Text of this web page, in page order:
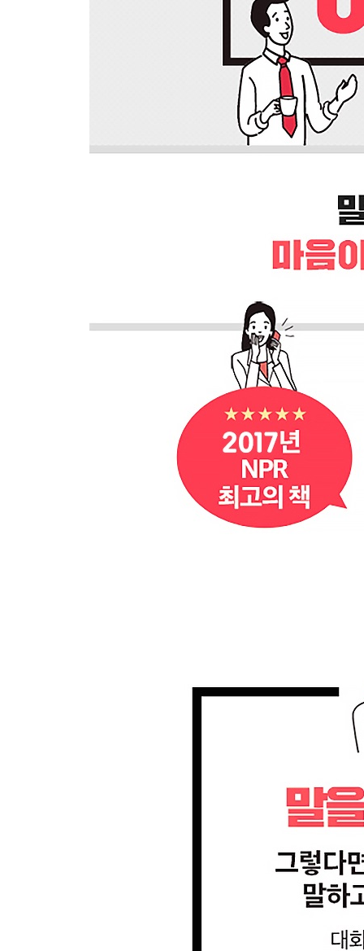
것만으로도 다른 사람들과의 관계를 증진시킬 수
[말센스 12] 말은 문자보다 진정성이 강하다
우리는 말로 해야 할 때조차 문자를 쓴다. 얼굴을
감각과 뉘앙스가 있다. 누군가와 좀 더 친밀해지
[말센스 13] 편리함을 위해 감정을 희생시키지 않
말을 잘하고 싶은가? 그렇다면 말하고 싶은 욕
않는 경우가 많다. 그들의 말은 절제돼 있고, 과도
[말센스 15] ‘옳음’보다는 ‘친절함’을 선택한다
일상적인 대화의 목적은 옳은 것을 찾아내는 것
기준은 다양하다. 어떤 사람과 진정한 대화를 나
[말센스 16] 바로잡지 못할 실수는 없다
혹시 말을 뱉어놓고 미안했던 적이 있는가? 그
사과하는 것이다. 사과가 불가능한 일은 존재하